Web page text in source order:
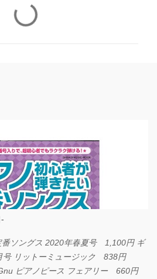
番ソングス 2020年春夏号 1,100円 ギ
号 リットーミュージック 838円
ピアノピース フェアリー 660円